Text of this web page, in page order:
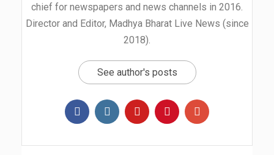
chief for newspapers and news channels in 2016.
Director and Editor, Madhya Bharat Live News (since
2018).
See author's posts